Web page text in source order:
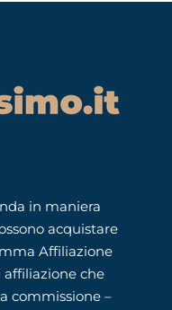
in maniera
acquistare
Affiliazione
che
commissione –